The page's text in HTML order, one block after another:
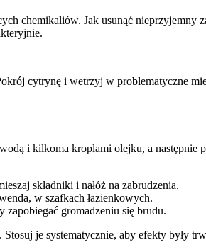
chemikaliów. Jak usunąć
cytrynę i wetrzyj w problematyczne
i kilkoma kroplami olejku, a
składniki i nałóż na zabrudzenia.
w szafkach łazienkowych.
gromadzeniu się brudu.
je systematycznie, aby efekty były